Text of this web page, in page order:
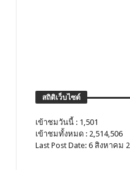
สถิติเว็บไซต์
เข้าชมวันนี้ : 1,501
เข้าชมทั้งหมด : 2,514,506
Last Post Date: 6 สิงหาคม